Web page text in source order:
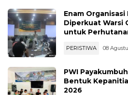
Enam
Diperkuat Warsi
untuk
PERISTIWA 08
PWI
Bentuk
2026